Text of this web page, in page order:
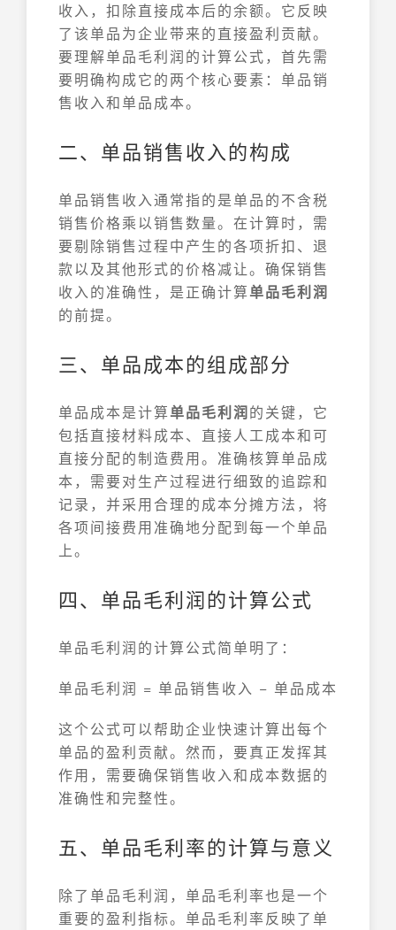
收入，扣除直接成本后的余额。它反映
了该单品为企业带来的直接盈利贡献。
要理解单品毛利润的计算公式，首先需
要明确构成它的两个核心要素：单品销
售收入和单品成本。
二、单品销售收入的构成
单品销售收入通常指的是单品的不含税
销售价格乘以销售数量。在计算时，需
要剔除销售过程中产生的各项折扣、退
款以及其他形式的价格减让。确保销售
收入的准确性，是正确计算单品毛利润
的前提。
三、单品成本的组成部分
单品成本是计算单品毛利润的关键，它
包括直接材料成本、直接人工成本和可
直接分配的制造费用。准确核算单品成
本，需要对生产过程进行细致的追踪和
记录，并采用合理的成本分摊方法，将
各项间接费用准确地分配到每一个单品
上。
四、单品毛利润的计算公式
单品毛利润的计算公式简单明了：
单品毛利润 = 单品销售收入 − 单品成本
这个公式可以帮助企业快速计算出每个
单品的盈利贡献。然而，要真正发挥其
作用，需要确保销售收入和成本数据的
准确性和完整性。
五、单品毛利率的计算与意义
除了单品毛利润，单品毛利率也是一个
重要的盈利指标。单品毛利率反映了单